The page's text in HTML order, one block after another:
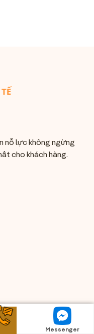
nỗ lực không ngừng
cho khách hàng.
Messenger